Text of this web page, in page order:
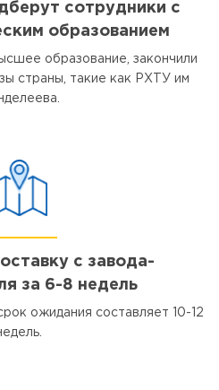
сотрудники с
образованием
образование, закончили
страны, такие как РХТУ им
с завода-
за 6-8 недель
ожидания составляет 10-12